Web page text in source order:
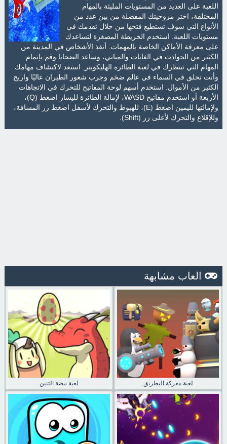
اللعبة على العديد من المستويات المليئة بالمهام
المختلفة، اختر مروحيتك المفضلة من بين عدد من
الأنواع التي سوف تستطيع فتحها من خلال تقدمك في
مستويات اللعبة. استخدم الخريطة المصغرة لتساعدك
على معرفة الأماكن الخاصة بالمهمات. أنقذ الأشخاص في المدينة من
الكثير من الحوادث في الغابات والمباني، وساعد الضحايا وقم بإتمام
المهام التي تنتظرك في لعبة الطائرة الهليكوبتر. استعد لاكتشاف مهامك
وأنت تحلق في السماء في عالم ضخم وجرب شعور الطيران عاليًا واربح
الكثير من الأموال. استخدم أسهم لوحة المفاتيح للتحرك في الاتجاهات
الأربعة أو استخدم مفاتيح WASD، لإمالة الطائرة لليسار اضغط (Q)،
ولإمالتها لليمين اضغط (E)، للهبوط والتحرك لأسفل اضغط زر المسافة،
وللإقلاع والتحرك لأعلى زر (Shift).
العاب مشابهة
لعبة بيضة التنين لعبة معركة البطريق